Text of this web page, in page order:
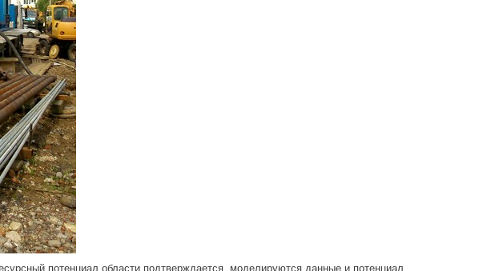
потенциал области подтверждается, моделируются данные и потенциал